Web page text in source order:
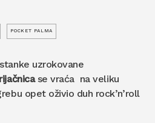
POCKET PALMA
uzrokovane
se vraća na veliku
opet oživio duh rock’n’roll